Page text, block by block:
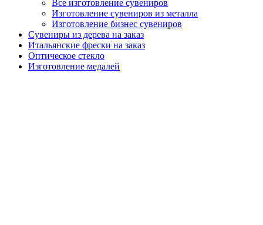
Все изготовление сувениров
Изготовление сувениров из металла
Изготовление бизнес сувениров
Сувениры из дерева на заказ
Итальянские фрески на заказ
Оптическое стекло
Изготовление медалей